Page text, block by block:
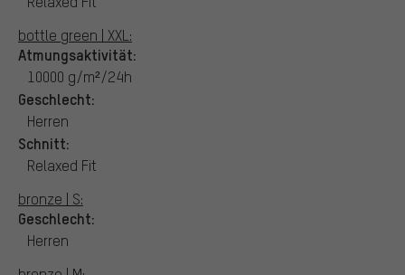
bottle green | XXL:
Atmungsaktivität:
10000 g/m²/24h
Geschlecht:
Herren
Schnitt:
Relaxed Fit
bronze | S:
Geschlecht:
Herren